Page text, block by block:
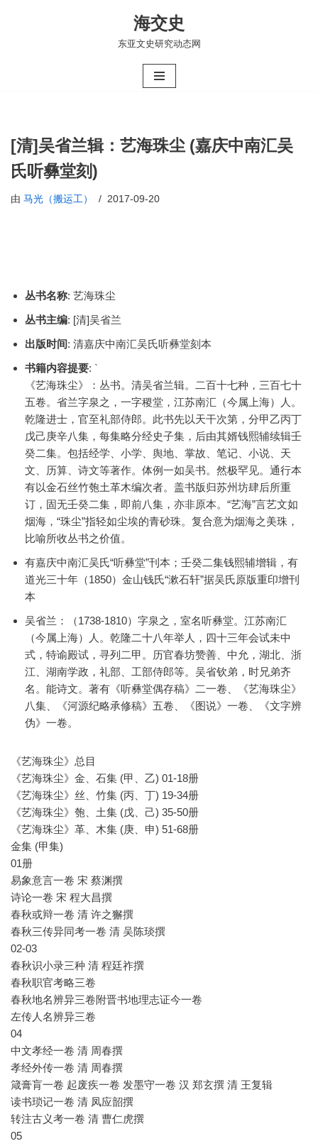
海交史
东亚文史研究动态网
[清]吴省兰辑：艺海珠尘 (嘉庆中南汇吴
氏听彝堂刻)
由 马光（搬运工） 2017-09-20
丛书名称: 艺海珠尘
丛书主编: [清]吴省兰
出版时间: 清嘉庆中南汇吴氏听彝堂刻本
书籍内容提要: `
《艺海珠尘》：丛书。清吴省兰辑。二百十七种，三百七十
五卷。省兰字泉之，一字稷堂，江苏南汇（今属上海）人。
乾隆进士，官至礼部侍郎。此书先以天干次第，分甲乙丙丁
戊己庚辛八集，每集略分经史子集，后由其婿钱熙辅续辑壬
癸二集。包括经学、小学、舆地、掌故、笔记、小说、天
文、历算、诗文等著作。体例一如吴书。然极罕见。通行本
有以金石丝竹匏土革木编次者。盖书版归苏州坊肆后所重
订，固无壬癸二集，即前八集，亦非原本。“艺海”言艺文如
烟海，“珠尘”指轻如尘埃的青砂珠。复合意为烟海之美珠，
比喻所收丛书之价值。
有嘉庆中南汇吴氏“听彝堂”刊本；壬癸二集钱熙辅增辑，有
道光三十年（1850）金山钱氏“漱石轩”据吴氏原版重印增刊
本
吴省兰：（1738-1810）字泉之，室名听彝堂。江苏南汇
（今属上海）人。乾隆二十八年举人，四十三年会试未中
式，特谕殿试，寻列二甲。历官春坊赞善、中允，湖北、浙
江、湖南学政，礼部、工部侍郎等。吴省钦弟，时兄弟齐
名。能诗文。著有《听彝堂偶存稿》二一卷、《艺海珠尘》
八集、《河源纪略承修稿》五卷、《图说》一卷、《文字辨
伪》一卷。
《艺海珠尘》总目
《艺海珠尘》金、石集 (甲、乙) 01-18册
《艺海珠尘》丝、竹集 (丙、丁) 19-34册
《艺海珠尘》匏、土集 (戊、己) 35-50册
《艺海珠尘》革、木集 (庚、申) 51-68册
金集 (甲集)
01册
易象意言一卷 宋 蔡渊撰
诗论一卷 宋 程大昌撰
春秋或辩一卷 清 许之獬撰
春秋三传异同考一卷 清 吴陈琰撰
02-03
春秋识小录三种 清 程廷祚撰
春秋职官考略三卷
春秋地名辨异三卷附晋书地理志证今一卷
左传人名辨异三卷
04
中文孝经一卷 清 周春撰
孝经外传一卷 清 周春撰
箴膏肓一卷 起废疾一卷 发墨守一卷 汉 郑玄撰 清 王复辑
读书琐记一卷 清 凤应韶撰
转注古义考一卷 清 曹仁虎撰
05